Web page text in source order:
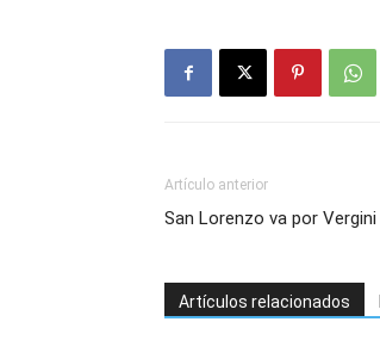
Artículo anterior
San Lorenzo va por Vergini
Artículos relacionados